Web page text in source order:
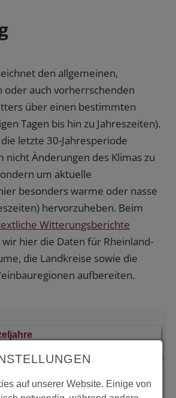
den allgemeinen,
oder auch vorherrschenden
über einen bestimmten
Tagen bis hin zu Jahreszeiten).
letzte 30-Jahresperiode
nicht Änderungen des Klimas zu
um aktuelle
besonders warme oder nasse
hervorzuheben. Beim
Witterungsberichte
hier die Daten für Rheinland-
die Landkreise sowie die
aufbereiten.
auf unserer Website. Einige von